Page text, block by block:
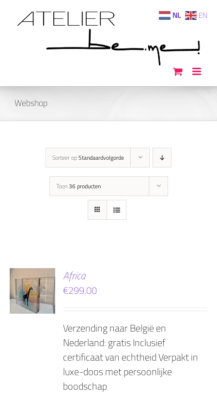
naar
Webshop
Sorteer opStandaardvolgorde
Toon36 producten
Africa
€299,00
Verzending naar België en
Nederland: gratis Inclusief
certificaat van echtheid Verpakt in
luxe-doos met persoonlijke
boodschap
NL EN